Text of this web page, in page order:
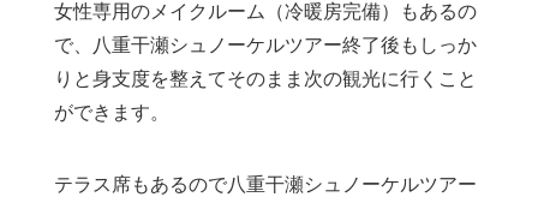
女性専用のメイクルーム（冷暖房完備）もあるの
で、八重干瀬シュノーケルツアー終了後もしっか
りと身支度を整えてそのまま次の観光に行くこと
ができます。
テラス席もあるので八重干瀬シュノーケルツアー